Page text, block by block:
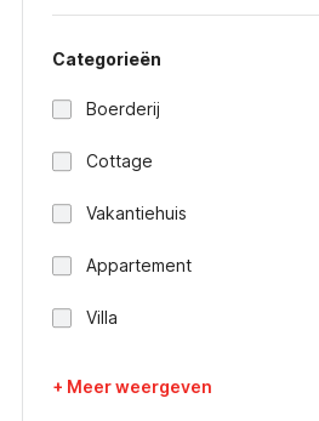
Categorieën
Boerderij
Cottage
Vakantiehuis
Appartement
Villa
+ Meer weergeven